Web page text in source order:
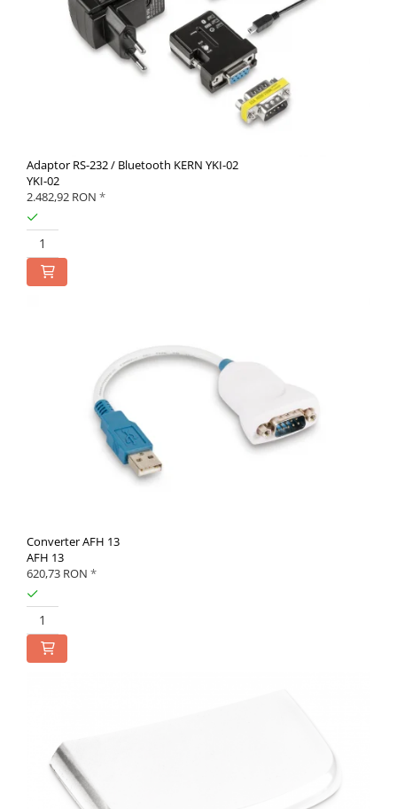
Adaptor RS-232 / Bluetooth KERN YKI-02
YKI-02
2.482,92 RON *
Converter AFH 13
AFH 13
620,73 RON *